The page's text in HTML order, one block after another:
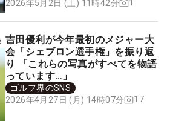
2026年5月2日 (土) 11時42分
1
吉田優利が今年最初のメジャー大
会「シェブロン選手権」を振り返
り 「これらの写真がすべてを物語
っています…」
ゴルフ界のSNS
2026年4月27日 (月) 14時07分
17